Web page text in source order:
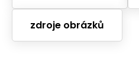
zdroje obrázků